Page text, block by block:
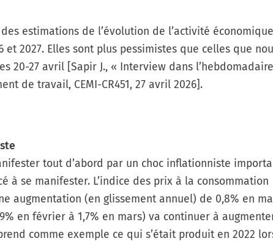
estimations de l’évolution de l’activité économique
et 2027. Elles sont plus pessimistes que celles que
20-27 avril [Sapir J., « Interview dans l’hebdomadaire
de travail, CEMI-CR451, 27 avril 2026].
tout d’abord par un choc inflationniste
à se manifester. L’indice des prix à la consommation
augmentation (en glissement annuel) de 0,8% en
en février à 1,7% en mars) va continuer à
comme exemple ce qui s’était produit en 2022